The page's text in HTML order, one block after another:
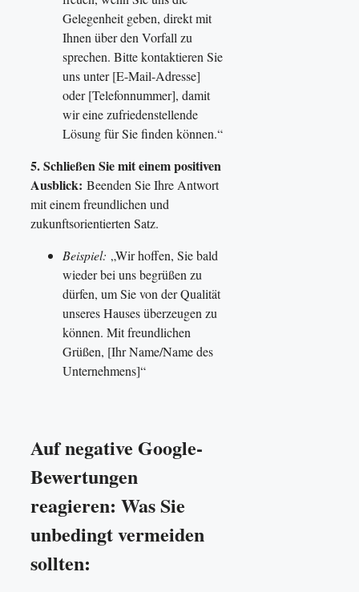
Gelegenheit geben, direkt mit
Ihnen über den Vorfall zu
sprechen. Bitte kontaktieren Sie
uns unter [E-Mail-Adresse]
oder [Telefonnummer], damit
wir eine zufriedenstellende
Lösung für Sie finden können.“
5. Schließen Sie mit einem positiven
Ausblick: Beenden Sie Ihre Antwort
mit einem freundlichen und
zukunftsorientierten Satz.
Beispiel: „Wir hoffen, Sie bald
wieder bei uns begrüßen zu
dürfen, um Sie von der Qualität
unseres Hauses überzeugen zu
können. Mit freundlichen
Grüßen, [Ihr Name/Name des
Unternehmens]“
Auf negative Google-
Bewertungen
reagieren: Was Sie
unbedingt vermeiden
sollten: